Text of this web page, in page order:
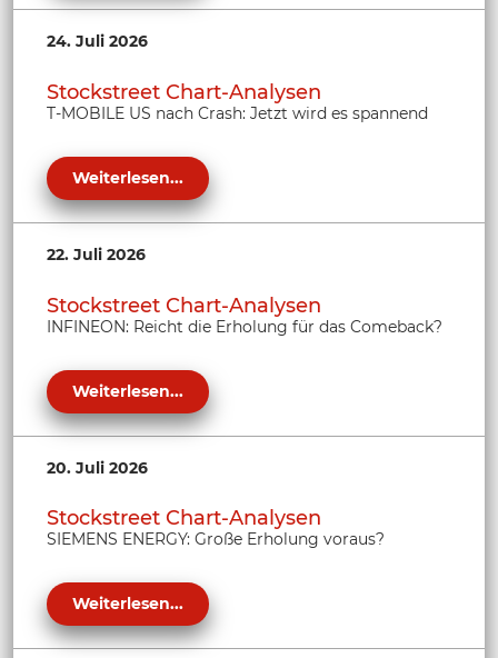
24. Juli 2026
Stockstreet Chart-Analysen
T-MOBILE US nach Crash: Jetzt wird es spannend
Weiterlesen...
22. Juli 2026
Stockstreet Chart-Analysen
INFINEON: Reicht die Erholung für das Comeback?
Weiterlesen...
20. Juli 2026
Stockstreet Chart-Analysen
SIEMENS ENERGY: Große Erholung voraus?
Weiterlesen...